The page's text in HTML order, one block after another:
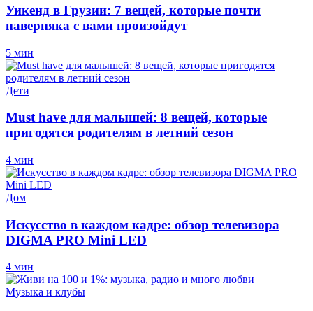
Уикенд в Грузии: 7 вещей, которые почти
наверняка с вами произойдут
5 мин
Дети
Must have для малышей: 8 вещей, которые
пригодятся родителям в летний сезон
4 мин
Дом
Искусство в каждом кадре: обзор телевизора
DIGMA PRO Mini LED
4 мин
Музыка и клубы